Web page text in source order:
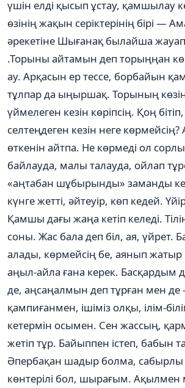
үшін елді қысып ұстау, қамшылау
өзінің жақын серіктерінің бірі —
әрекетіне Шығанақ былайша жауап
.Торыны айтамын деп торыңңан
ау. Арқасын ер тессе, борбайын
тұлпар да ыңыршақ. Торының
үймелеген кезін көріпсің. Қоң
селтеңдеген кезін неге
өткенін айтпа. Не көрмеді ол
байлауда, малы талауда, ойлап
«аңтабан шұбырынды» заманды
күнге жетті, әйтеуір, көп кедей.
Қамшы дағы жаңа кетіп келеді.
соны. Жас бала деп біл, ая, үйрет.
алады, көрмейсің бе, аянып жатыр
аңыл-айла ғана керек. Басқардым
де, аңсаңалмын деп тұрған мен
қампиғанмен, ішіміз олқы, ілім-
кетермін осымен. Сен жассың,
жетіп тұр. Байыппен істеп, бабын
Әпербақан шадыр болма, сабырлы
көнтерілі бол, шырағым.